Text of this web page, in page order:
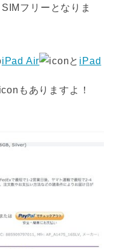
フリーとなりま
iPad Air と iPad
もありますよ！